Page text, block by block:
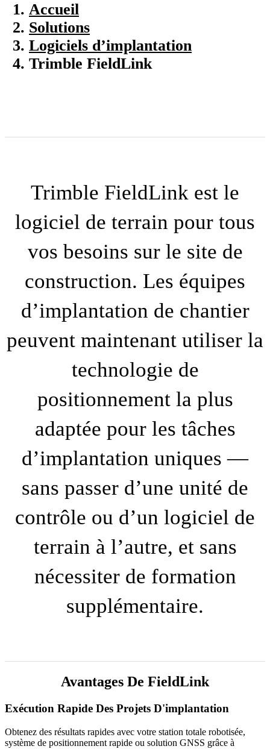
Accueil
Solutions
Logiciels d’implantation
Trimble FieldLink
Trimble FieldLink est le
logiciel de terrain pour tous
vos besoins sur le site de
construction. Les équipes
d’implantation de chantier
peuvent maintenant utiliser la
technologie de
positionnement la plus
adaptée pour les tâches
d’implantation uniques —
sans passer d’une unité de
contrôle ou d’un logiciel de
terrain à l’autre, et sans
nécessiter de formation
supplémentaire.
Avantages De FieldLink
Exécution Rapide Des Projets D'implantation
Obtenez des résultats rapides avec votre station totale robotisée,
système de positionnement rapide ou solution GNSS grâce à